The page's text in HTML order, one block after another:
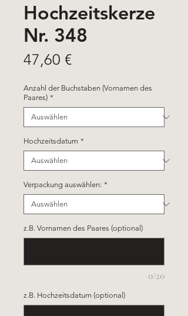
Hochzeitskerze
Nr. 348
47,60 €Preis
Anzahl der Buchstaben (Vornamen des
Paares) *
Hochzeitsdatum *
Verpackung auswählen: *
z.B. Vornamen des Paares (optional)
0/20
z.B. Hochzeitsdatum (optional)